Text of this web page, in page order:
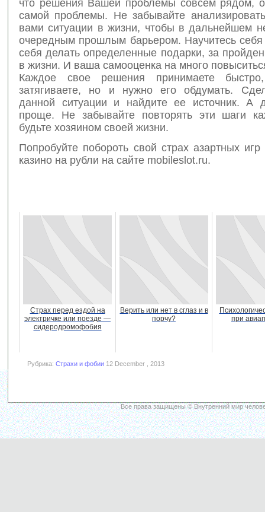
что решения Вашей проблемы совсем рядом,
самой проблемы. Не забывайте
вами ситуации в жизни, чтобы в дальнейшем
очередным прошлым барьером. Научитесь
себя делать определенные подарки, за
в жизни. И ваша самооценка на много
Каждое свое решения принимаете
затягиваете, но и нужно его обдумать.
данной ситуации и найдите ее источник. А
проще. Не забывайте повторять эти шаги
будьте хозяином своей жизни.
Попробуйте побороть свой страх азартных
казино на рубли на сайте mobileslot.ru.
Страх перед ездой на
электричке или поезде —
сидеродромофобия
Верить или нет в сглаз и в
порчу?
при
Рубрика: Страхи и фобии 12 December , 2013
Все права защищены © Внутренний мир